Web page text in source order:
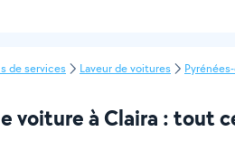
de services Laveur de voitures
voiture à Claira : tout